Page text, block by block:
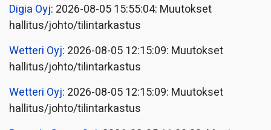
Digia Oyj: 2026-08-05 15:55:04: Muutokset
hallitus/johto/tilintarkastus
Wetteri Oyj: 2026-08-05 12:15:09: Muutokset
hallitus/johto/tilintarkastus
Wetteri Oyj: 2026-08-05 12:15:09: Muutokset
hallitus/johto/tilintarkastus